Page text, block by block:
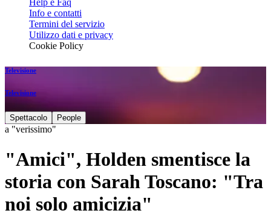
Help e Faq
Info e contatti
Termini del servizio
Utilizzo dati e privacy
Cookie Policy
Televisione
Televisione
Spettacolo People
a "verissimo"
"Amici", Holden smentisce la
storia con Sarah Toscano: "Tra
noi solo amicizia"